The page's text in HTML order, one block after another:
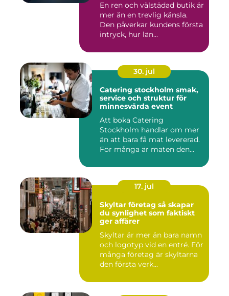
En ren och välstädad butik är
mer än en trevlig känsla.
Den påverkar kundens första
intryck, hur län...
30. jul
Catering stockholm smak,
service och struktur för
minnesvärda event
Att boka Catering
Stockholm handlar om mer
än att bara få mat levererad.
För många är maten den
17. jul
Skyltar företag så skapar
du synlighet som faktiskt
ger affärer
Skyltar är mer än bara namn
och logotyp vid en entré. För
många företag är skyltarna
den första verk...